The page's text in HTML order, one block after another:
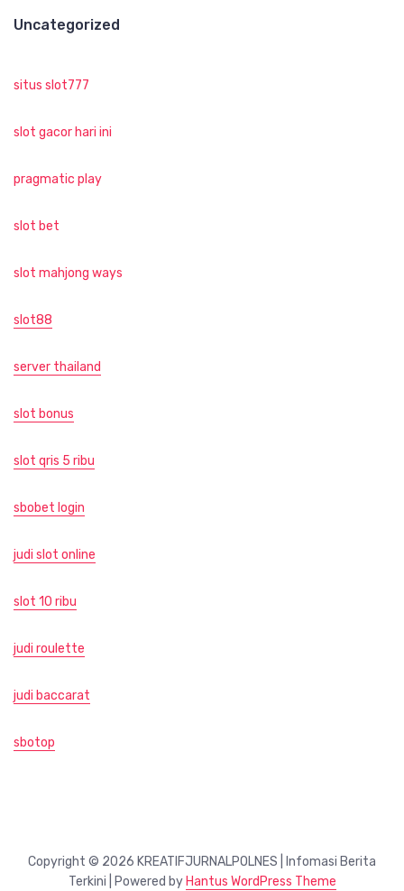
Uncategorized
situs slot777
slot gacor hari ini
pragmatic play
slot bet
slot mahjong ways
slot88
server thailand
slot bonus
slot qris 5 ribu
sbobet login
judi slot online
slot 10 ribu
judi roulette
judi baccarat
sbotop
Copyright © 2026 KREATIFJURNALPOLNES | Infomasi Berita
Terkini | Powered by Hantus WordPress Theme